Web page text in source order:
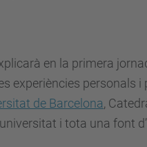
en la primera
experiències personals i
de Barcelona,
i tota una font